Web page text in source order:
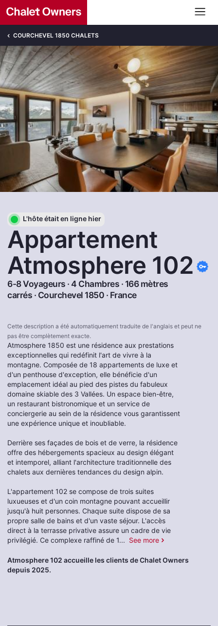
COURCHEVEL 1850 CHALETS
L'hôte était en ligne hier
Appartement
Atmosphere 102
6-8 Voyageurs · 4 Chambres · 166 mètres
carrés · Courchevel 1850 · France
Cette description a été automatiquement traduite de l'anglais et peut ne
pas être complètement exacte.
Atmosphere 1850 est une résidence aux prestations
exceptionnelles qui redéfinit l'art de vivre à la
montagne. Composée de 18 appartements de luxe et
d'un penthouse d'exception, elle bénéficie d'un
emplacement idéal au pied des pistes du fabuleux
domaine skiable des 3 Vallées. Un espace bien-être,
un restaurant bistronomique et un service de
conciergerie au sein de la résidence vous garantissent
une expérience unique et inoubliable.
Derrière ses façades de bois et de verre, la résidence
offre des hébergements spacieux au design élégant
et intemporel, alliant l'architecture traditionnelle des
chalets aux dernières tendances du design alpin.
L'appartement 102 se compose de trois suites
luxueuses et d'un coin montagne pouvant accueillir
jusqu'à huit personnes. Chaque suite dispose de sa
propre salle de bains et d'un vaste séjour. L'accès
direct à la terrasse privative assure un cadre de vie
privilégié. Ce complexe raffiné de 1... See more
Atmosphere 102 accueille les clients de Chalet Owners
depuis 2025.